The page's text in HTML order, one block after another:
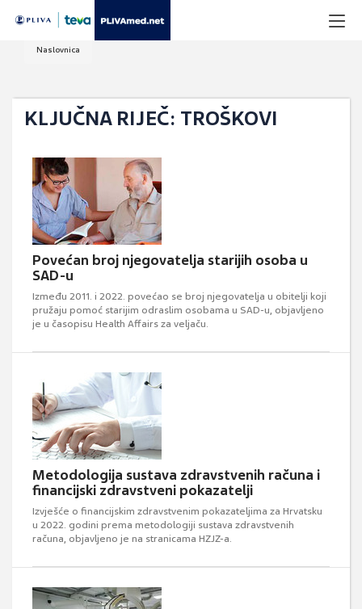
Naslovnica
KLJUČNA RIJEČ: TROŠKOVI
Povećan broj njegovatelja starijih osoba u
SAD-u
Između 2011. i 2022. povećao se broj njegovatelja u obitelji koji
pružaju pomoć starijim odraslim osobama u SAD-u, objavljeno
je u časopisu Health Affairs za veljaču.
Metodologija sustava zdravstvenih računa i
financijski zdravstveni pokazatelji
Izvješće o financijskim zdravstvenim pokazateljima za Hrvatsku
u 2022. godini prema metodologiji sustava zdravstvenih
računa, objavljeno je na stranicama HZJZ-a.